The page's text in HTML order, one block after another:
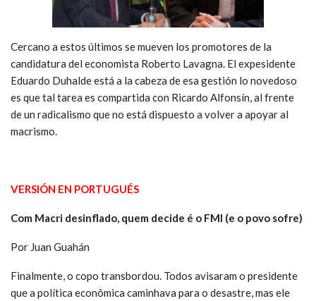
Cercano a estos últimos se mueven los promotores de la
candidatura del economista Roberto Lavagna. El expesidente
Eduardo Duhalde está a la cabeza de esa gestión lo novedoso
es que tal tarea es compartida con Ricardo Alfonsín, al frente
de un radicalismo que no está dispuesto a volver a apoyar al
macrismo.
VERSIÓN EN PORTUGUÉS
Com Macri desinflado, quem decide é o FMI (e o povo sofre)
Por Juan Guahán
Finalmente, o copo transbordou. Todos avisaram o presidente
que a política econômica caminhava para o desastre, mas ele